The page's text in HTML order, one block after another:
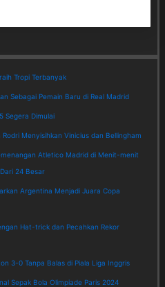
Tropi Terbanyak
Sebagai Pemain Baru di Real Madrid
Segera Dimulai
Menyisihkan Vinicius dan Bellingham
Atletico Madrid di Menit-menit
24 Besar
Argentina Menjadi Juara Copa
Hat-trick dan Pecahkan Rekor
3-0 Tanpa Balas di Piala Liga Inggris
Sepak Bola Olimpiade Paris 2024